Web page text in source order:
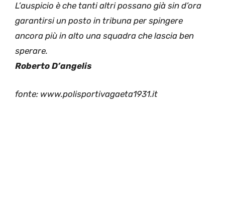
L’auspicio è che tanti altri possano già sin d’ora
garantirsi un posto in tribuna per spingere
ancora più in alto una squadra che lascia ben
sperare.
Roberto D’angelis
fonte: www.polisportivagaeta1931.it